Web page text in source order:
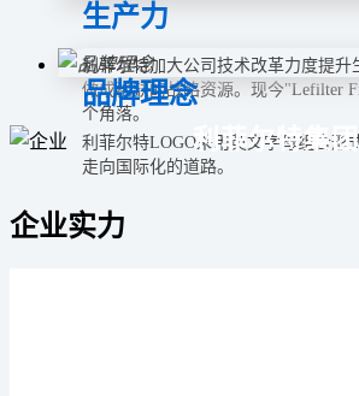
生产力
利菲尔特加大公司技术改革力度提升
做成稀缺的战略资源。现今"Lefilter
个角落。
品牌理念
利菲尔特LOGO采用英文字母组合形
走向国际化的道路。
利菲尔特集
企业实力